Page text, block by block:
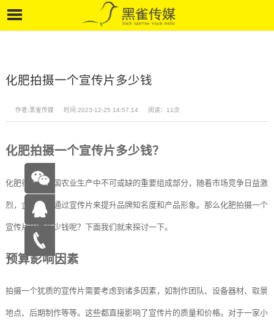
化肥拍摄一个宣传片多少钱
作者:黑雀传媒 时间:2023-12-25 14:57:14 阅读：11次
化肥拍摄一个宣传片多少钱？
化肥行业是我国农业生产中不可或缺的重要组成部分，随着市场竞争日益激
烈，企业需要通过宣传片来提升品牌知名度和产品形象。那么化肥拍摄一个
宣传片需要多少钱呢？下面我们就来探讨一下。
预算影响因素
拍摄一个犹质的宣传片需要考虑到诸多因素，如制作团队、设备器材、取景
地点、后期制作等等。这些都直接影响了宣传片的质量和价格。对于一家小
在线咨